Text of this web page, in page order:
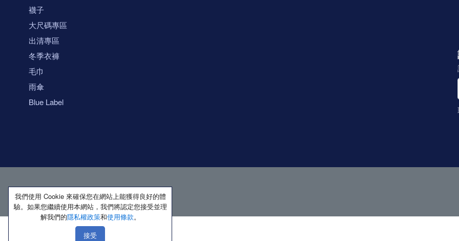
襪子
大尺碼專區
出清專區
冬季衣褲
毛巾
雨傘
Blue Label
著作權所有 保留一切權利
我們使用 Cookie 來確保您在網站上能獲得良好的體
驗。如果您繼續使用本網站，我們將認定您接受並理
解我們的隱私權政策和使用條款。
接受